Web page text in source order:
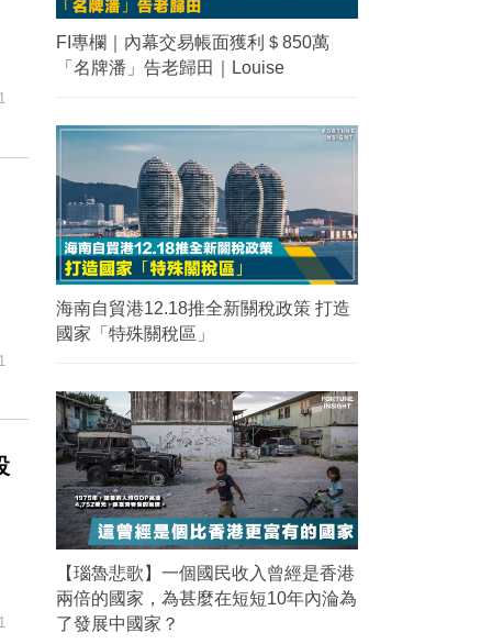
FI專欄｜內幕交易帳面獲利＄850萬
「名牌潘」告老歸田｜Louise
海南自貿港12.18推全新關稅政策 打造
國家「特殊關稅區」
【瑙魯悲歌】一個國民收入曾經是香港
兩倍的國家，為甚麼在短短10年內淪為
了發展中國家？